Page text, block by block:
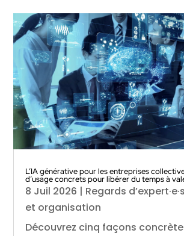
L’IA générative pour les entreprises
d’usage concrets pour libérer du temps à
8 Juil 2026 | Regards
et organisation
Découvrez cinq façons